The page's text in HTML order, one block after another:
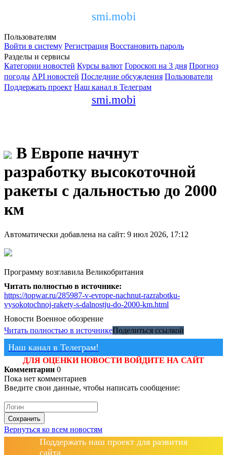
smi.mobi
Пользователям
Войти в систему Регистрация Восстановить пароль
Разделы и сервисы
Категории новостей Курсы валют Гороскоп на 3 дня Прогноз
погоды API новостей Последние обсуждения Пользователи
Поддержать проект Наш канал в Телеграм
smi.mobi
В Европе начнут
разработку высокоточной
ракеты с дальностью до 2000
км
Автоматически добавлена на сайт: 9 июл 2026, 17:12
Программу возглавила Великобритания
Читать полностью в источнике:
https://topwar.ru/285987-v-evrope-nachnut-razrabotku-
vysokotochnoj-rakety-s-dalnostju-do-2000-km.html
Новости Военное обозрение
Читать полностью в источникеПоделиться ссылкой
Наш канал в Телеграм!
ДЛЯ ОЦЕНКИ НОВОСТИ ВОЙДИТЕ НА САЙТ
Комментарии 0
Пока нет комментариев
Введите свои данные, чтобы написать сообщение:
Сохранить
Вернуться ко всем новостям
Поддержать наш проект для развития
сайта